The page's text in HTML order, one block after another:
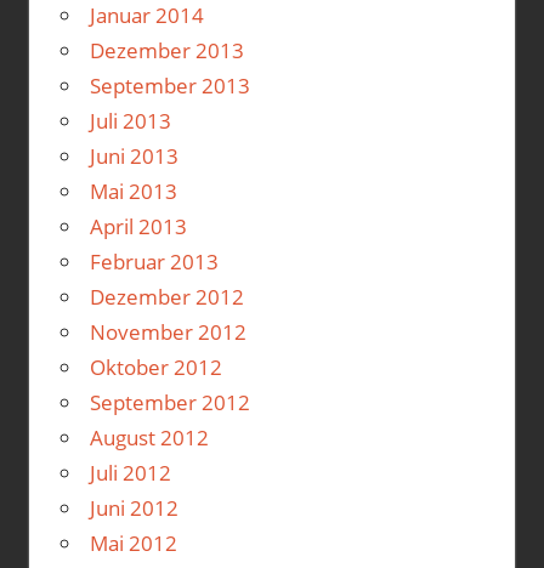
Januar 2014
Dezember 2013
September 2013
Juli 2013
Juni 2013
Mai 2013
April 2013
Februar 2013
Dezember 2012
November 2012
Oktober 2012
September 2012
August 2012
Juli 2012
Juni 2012
Mai 2012